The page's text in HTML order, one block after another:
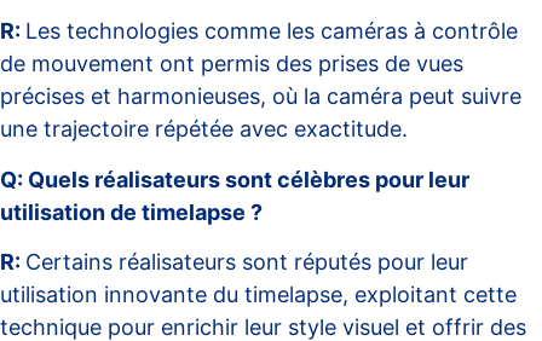
R: Les technologies comme les caméras à contrôle
de mouvement ont permis des prises de vues
précises et harmonieuses, où la caméra peut suivre
une trajectoire répétée avec exactitude.
Q: Quels réalisateurs sont célèbres pour leur
utilisation de timelapse ?
R: Certains réalisateurs sont réputés pour leur
utilisation innovante du timelapse, exploitant cette
technique pour enrichir leur style visuel et offrir des